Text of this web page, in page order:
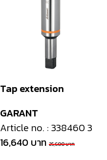
GARANT
Tap extension
Article no. : 338460 3
16,640 บาท 25,600 บาท